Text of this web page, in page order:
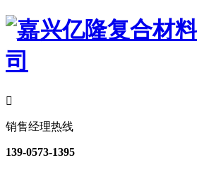

销售经理热线
139-0573-1395